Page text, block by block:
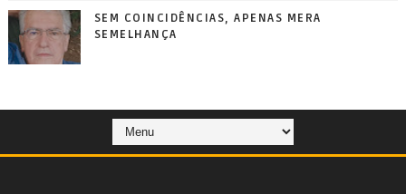
SEM COINCIDÊNCIAS, APENAS MERA
SEMELHANÇA